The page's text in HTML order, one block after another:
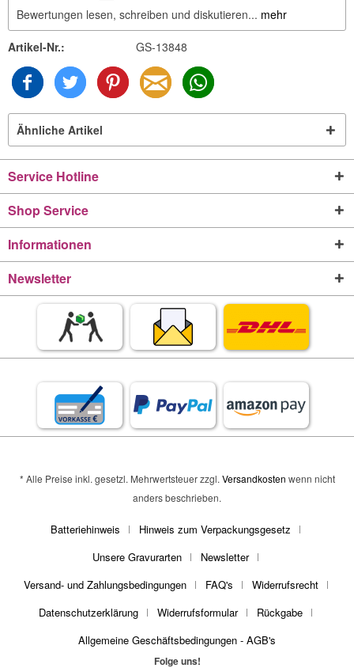
Bewertungen lesen, schreiben und diskutieren... mehr
Artikel-Nr.: GS-13848
Ähnliche Artikel
Service Hotline
Shop Service
Informationen
Newsletter
* Alle Preise inkl. gesetzl. Mehrwertsteuer zzgl. Versandkosten wenn nicht
anders beschrieben.
Batteriehinweis
Hinweis zum Verpackungsgesetz
Unsere Gravurarten
Newsletter
Versand- und Zahlungsbedingungen
FAQ's
Widerrufsrecht
Datenschutzerklärung
Widerrufsformular
Rückgabe
Allgemeine Geschäftsbedingungen - AGB's
Folge uns!